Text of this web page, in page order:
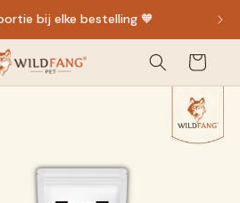
bij elke bestelling 🧡
Winkelwagen